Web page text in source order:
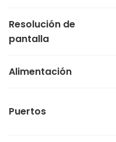
Resolución de
pantalla
Alimentación
Puertos